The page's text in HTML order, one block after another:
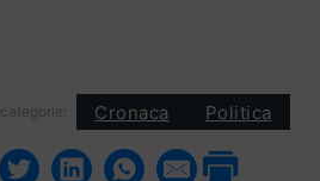
Cronaca Politica